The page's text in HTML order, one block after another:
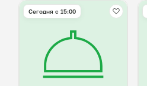
Сегодня с 15:00